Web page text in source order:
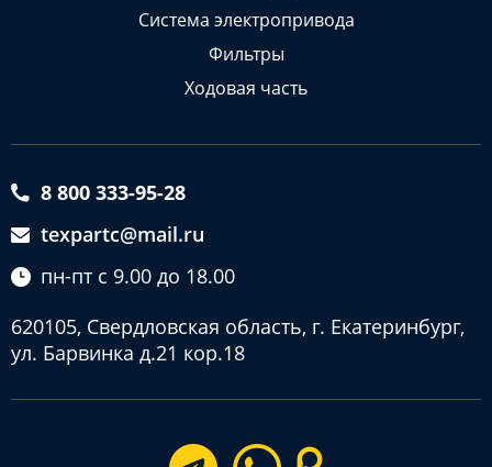
Система электропривода
Фильтры
Ходовая часть
8 800 333-95-28
texpartc@mail.ru
пн-пт с 9.00 до 18.00
620105, Свердловская область, г. Екатеринбург,
ул. Барвинка д.21 кор.18